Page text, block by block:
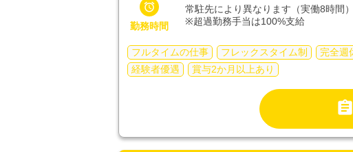

勤務時間
常駐先により異なります（実働8時間）
※超過勤務手当は100%支給
フルタイムの仕事 フレックスタイム制 完全週
経験者優遇
賞与2か月以上あり
